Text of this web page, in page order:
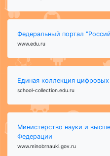
Федеральный портал
www.edu.ru
Единая коллекция
school-collection.edu.ru
Министерство науки и
Федерации
www.minobrnauki.gov.ru